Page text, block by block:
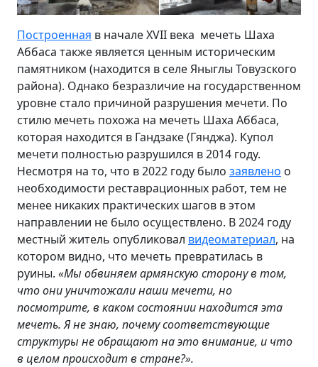
Построенная в начале XVII века мечеть Шаха
Аббаса также является ценным историческим
памятником (находится в селе Яныглы Товузского
района). Однако безразличие на государственном
уровне стало причиной разрушения мечети. По
стилю мечеть похожа на мечеть Шаха Аббаса,
которая находится в Гандзаке (Гянджа). Купол
мечети полностью разрушился в 2014 году.
Несмотря на то, что в 2022 году было заявлено о
необходимости реставрационных работ, тем не
менее никаких практических шагов в этом
направлении не было осуществлено. В 2024 году
местный житель опубликовал видеоматериал, на
котором видно, что мечеть превратилась в
руины. «Мы обвиняем армянскую сторону в том,
что они уничтожали наши мечети, но
посмотрите, в каком состоянии находится эта
мечеть. Я не знаю, почему соответствующие
структуры не обращают на это внимание, и что
в целом происходит в стране?».